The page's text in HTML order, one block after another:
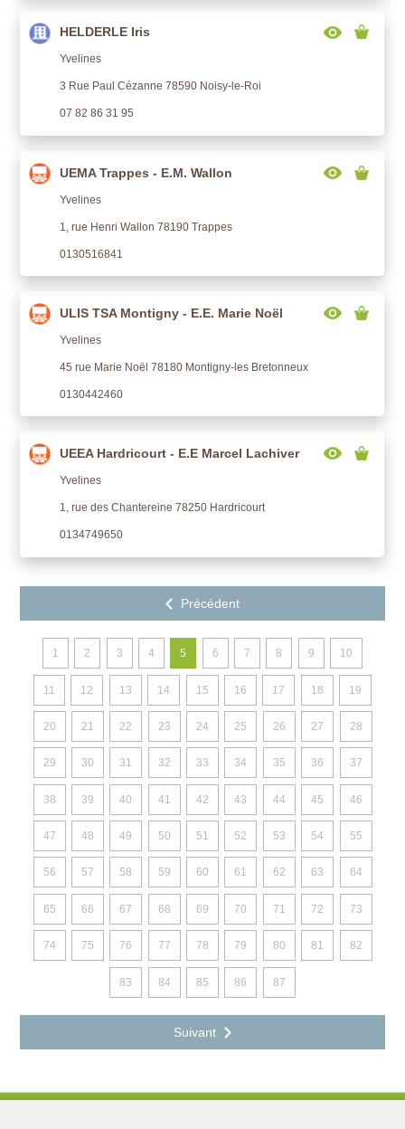
HELDERLE Iris
Yvelines
3 Rue Paul Cézanne 78590 Noisy-le-Roi
07 82 86 31 95
UEMA Trappes - E.M. Wallon
Yvelines
1, rue Henri Wallon 78190 Trappes
0130516841
ULIS TSA Montigny - E.E. Marie Noël
Yvelines
45 rue Marie Noël 78180 Montigny-les Bretonneux
0130442460
UEEA Hardricourt - E.E Marcel Lachiver
Yvelines
1, rue des Chantereine 78250 Hardricourt
0134749650
1 2 3 4 5 6 7 8 9 10
11 12 13 14 15 16 17 18 19
20 21 22 23 24 25 26 27 28
29 30 31 32 33 34 35 36 37
38 39 40 41 42 43 44 45 46
47 48 49 50 51 52 53 54 55
56 57 58 59 60 61 62 63 64
65 66 67 68 69 70 71 72 73
74 75 76 77 78 79 80 81 82
83 84 85 86 87